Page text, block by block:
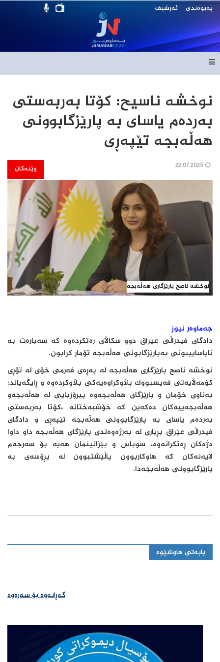
پەیوەندی ئەرشیف
نوخشە ناسیح: کۆتا بەربەستی
بەردەم یاسای بە پارێزگابوونی
هەڵەبجە تێپەڕی
وێنەکان
نوخشە ناصح پارێزگاری هەڵەبجە
جەماوەر نیوز
دادگای فیدراڵی عیراق دوو سكاڵای رەتكردەوە كە سەبارەت بە
نایاساییبونی بەپارێزگابونی هەڵەبجە تۆمار كرابون.
نوخشە ناصح پارێزگاری هەڵەبجە لە پەڕەی فەرمی خۆی لە تۆڕی
کۆمەڵایەتی فەیسبووک بڵاوکراوەیەکی بڵاوکردەوە و ڕایگەیاند:
بەناوی خۆمان و پارێزگای هەڵەبجەوە پیرۆزبایی لە هەڵەبجەو
هەڵەبجەییەكان دەكەین كە خۆشبەختانە ،کۆتا بەربەستی
بەردەم یاسای بە پارێزگابوونی هەڵەبجە تێپەڕی و دادگای
فیدراڵی عێراق بڕیاری لە بەرژەوەندی پارێزگای هەڵەبجە داو داوا
دژەکان ڕەتکرانەوە، سوپاس و پێزانینمان هەیە بۆ سەرجەم
لایەنەكان کە هاوکاربوون پاڵپشتبوون لە پڕۆسەی بە
پارێزگابوونی هەڵەبجەدا.
بابەتی هاوشێوە
گەڕانەوە بۆ سەرەوە